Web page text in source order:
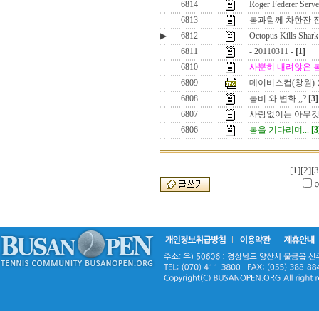
6814
Roger Federer
6813
봄과함께 차한잔
▶
6812
Octopus Kills Shark
6811
- 20110311 - [1]
6810
사뿐히 내려않은
6809
데이비스컵(창원)
6808
봄비 와 변화 ,,? [3]
6807
사랑없이는 아무
6806
봄을 기다리며...
[1][2]